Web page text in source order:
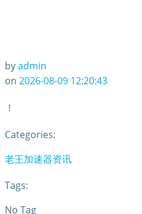
byadmin
on 2026-08-09 12:20:43
！
Categories:
老王加速器资讯
Tags:
No Tag